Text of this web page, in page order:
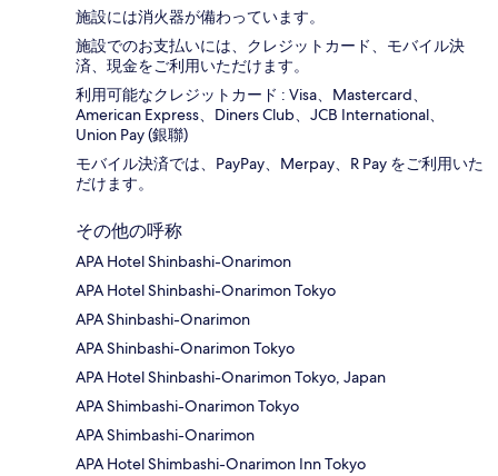
施設には消火器が備わっています。
施設でのお支払いには、クレジットカード、モバイル決
済、現金をご利用いただけます。
利用可能なクレジットカード : Visa、Mastercard、
American Express、Diners Club、JCB International、
Union Pay (銀聯)
モバイル決済では、PayPay、Merpay、R Pay をご利用いた
だけます。
その他の呼称
APA Hotel Shinbashi-Onarimon
APA Hotel Shinbashi-Onarimon Tokyo
APA Shinbashi-Onarimon
APA Shinbashi-Onarimon Tokyo
APA Hotel Shinbashi-Onarimon Tokyo, Japan
APA Shimbashi-Onarimon Tokyo
APA Shimbashi-Onarimon
APA Hotel Shimbashi-Onarimon Inn Tokyo